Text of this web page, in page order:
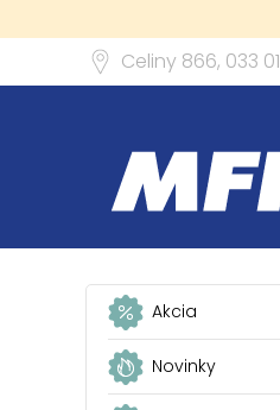
Celiny 866, 033 01
Akcia
Novinky